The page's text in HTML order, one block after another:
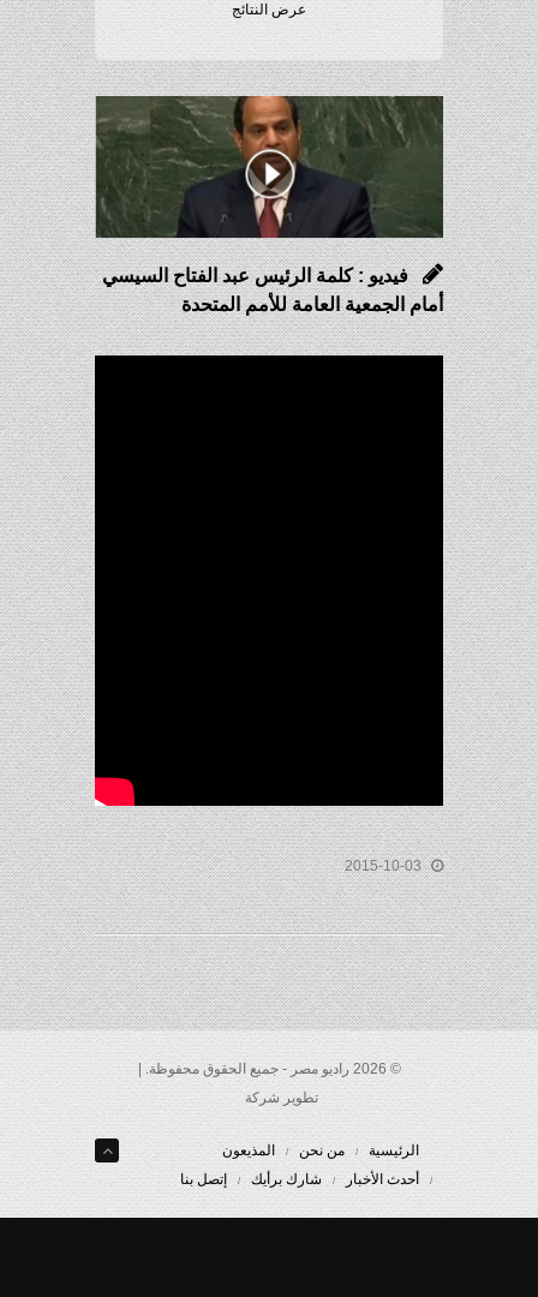
عرض النتائج
فيديو : كلمة الرئيس عبد الفتاح السيسي
أمام الجمعية العامة للأمم المتحدة
2015-10-03
© 2026 راديو مصر - جميع الحقوق محفوظة. |
تطوير شركة
الرئيسية من نحن
المذيعون
أحدث الأخبار
شارك برأيك إتصل بنا